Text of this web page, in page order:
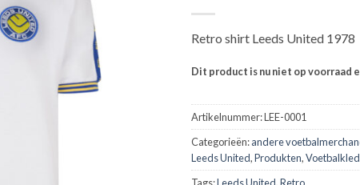
Retro shirt Leeds United 1978
Dit product is nu niet op voorraad
Artikelnummer:LEE-0001
Categorieën:andere
Leeds United,Produkten,